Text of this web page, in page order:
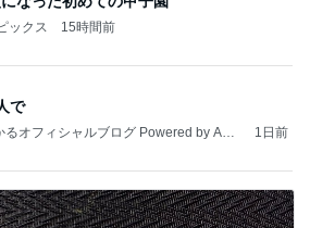
ックス 15時間前
で
るオフィシャルブログ Powered by Ame
1日前